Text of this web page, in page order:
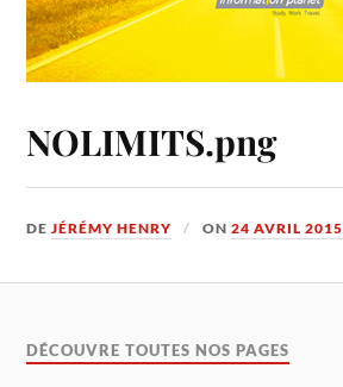
NOLIMITS.png
DEJÉRÉMY HENRY ON24 AVRIL 2015
DÉCOUVRE TOUTES NOS PAGES